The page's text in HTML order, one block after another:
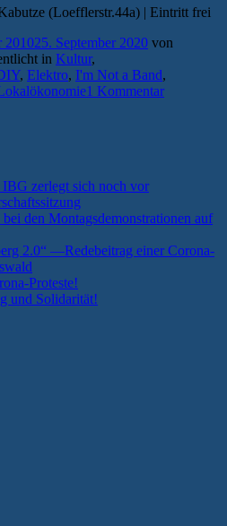
(Loefflerstr.44a) | Eintritt frei
201025. September 2020 von
in Kultur,
, Elektro, I'm Not a Band,
1 Kommentar
zerlegt sich noch vor
den Montagsdemonstrationen auf
2.0“ —Redebeitrag einer Corona-
Proteste!
und Solidarität!